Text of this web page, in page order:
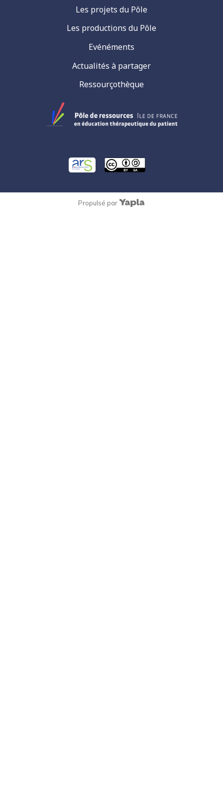
Les projets du Pôle
Les productions du Pôle
Evénéments
Actualités à partager
Ressourçothèque
Propulsé par